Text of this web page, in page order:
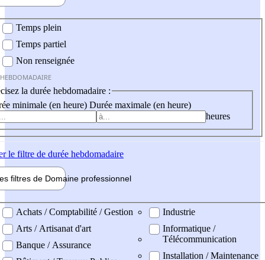
Temps plein
Temps partiel
Non renseignée
la durée hebdomadaire :
minimale (en heure) Durée maximale (en heure)
heures
le filtre de durée hebdomadaire
filtres de Domaine professionnel
professionel
Achats / Comptabilité / Gestion
Arts / Artisanat d'art
Banque / Assurance
Industrie
Informatique /
Télécommunication
Installation / Maintenance